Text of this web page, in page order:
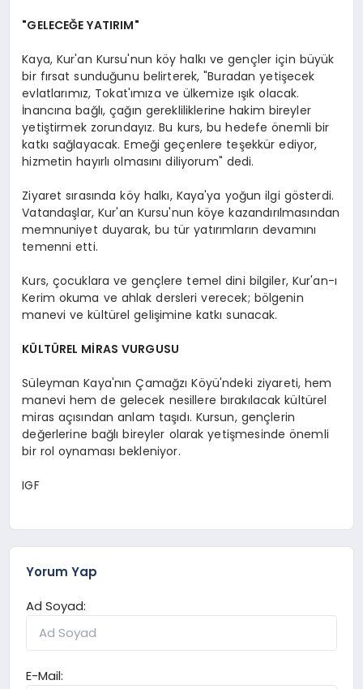
"GELECEĞE YATIRIM"
Kaya, Kur'an Kursu'nun köy halkı ve gençler için büyük
bir fırsat sunduğunu belirterek, "Buradan yetişecek
evlatlarımız, Tokat'ımıza ve ülkemize ışık olacak.
İnancına bağlı, çağın gerekliliklerine hakim bireyler
yetiştirmek zorundayız. Bu kurs, bu hedefe önemli bir
katkı sağlayacak. Emeği geçenlere teşekkür ediyor,
hizmetin hayırlı olmasını diliyorum" dedi.
Ziyaret sırasında köy halkı, Kaya'ya yoğun ilgi gösterdi.
Vatandaşlar, Kur'an Kursu'nun köye kazandırılmasından
memnuniyet duyarak, bu tür yatırımların devamını
temenni etti.
Kurs, çocuklara ve gençlere temel dini bilgiler, Kur'an-ı
Kerim okuma ve ahlak dersleri verecek; bölgenin
manevi ve kültürel gelişimine katkı sunacak.
KÜLTÜREL MİRAS VURGUSU
Süleyman Kaya'nın Çamağzı Köyü'ndeki ziyareti, hem
manevi hem de gelecek nesillere bırakılacak kültürel
miras açısından anlam taşıdı. Kursun, gençlerin
değerlerine bağlı bireyler olarak yetişmesinde önemli
bir rol oynaması bekleniyor.
IGF
Yorum Yap
Ad Soyad:
E-Mail: